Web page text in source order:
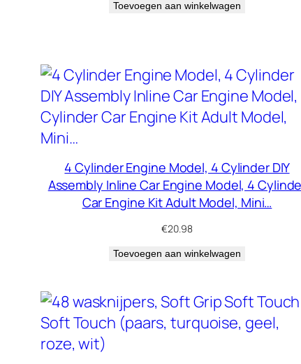
Toevoegen aan winkelwagen
4 Cylinder Engine Model, 4 Cylinder DIY
Assembly Inline Car Engine Model, 4
Car Engine Kit Adult Model, Mini…
€20.98
Toevoegen aan winkelwagen